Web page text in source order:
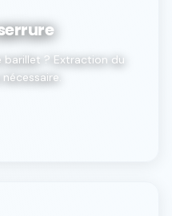
barillet ? Extraction du